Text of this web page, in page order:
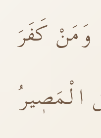
وَمَنْ كَفَرَ
الْمَصٖيرُ